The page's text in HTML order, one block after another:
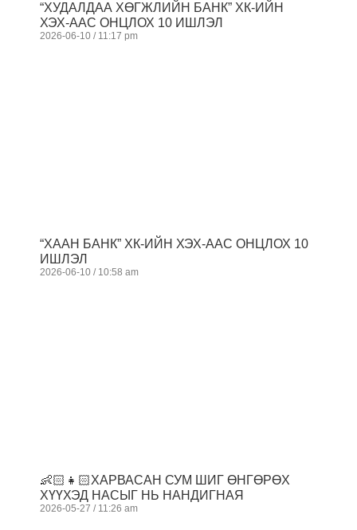
“ХУДАЛДАА ХӨГЖЛИЙН БАНК” ХК-ИЙН
ХЭХ-ААС ОНЦЛОХ 10 ИШЛЭЛ
2026-06-10 11:17 pm
“ХААН БАНК” ХК-ИЙН ХЭХ-ААС ОНЦЛОХ 10
ИШЛЭЛ
2026-06-10 10:58 am
👶🏻👧🏻ХАРВАСАН СУМ ШИГ ӨНГӨРӨХ
ХҮҮХЭД НАСЫГ НЬ НАНДИГНАЯ
2026-05-27 11:26 am